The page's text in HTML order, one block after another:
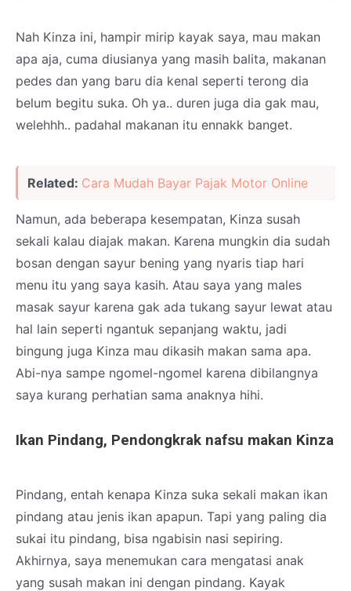
Nah Kinza ini, hampir mirip kayak saya, mau makan
apa aja, cuma diusianya yang masih balita, makanan
pedes dan yang baru dia kenal seperti terong dia
belum begitu suka. Oh ya.. duren juga dia gak mau,
welehhh.. padahal makanan itu ennakk banget.
Related: Cara Mudah Bayar Pajak Motor Online
Namun, ada beberapa kesempatan, Kinza susah
sekali kalau diajak makan. Karena mungkin dia sudah
bosan dengan sayur bening yang nyaris tiap hari
menu itu yang saya kasih. Atau saya yang males
masak sayur karena gak ada tukang sayur lewat atau
hal lain seperti ngantuk sepanjang waktu, jadi
bingung juga Kinza mau dikasih makan sama apa.
Abi-nya sampe ngomel-ngomel karena dibilangnya
saya kurang perhatian sama anaknya hihi.
Ikan Pindang, Pendongkrak nafsu makan Kinza
Pindang, entah kenapa Kinza suka sekali makan ikan
pindang atau jenis ikan apapun. Tapi yang paling dia
sukai itu pindang, bisa ngabisin nasi sepiring.
Akhirnya, saya menemukan cara mengatasi anak
yang susah makan ini dengan pindang. Kayak